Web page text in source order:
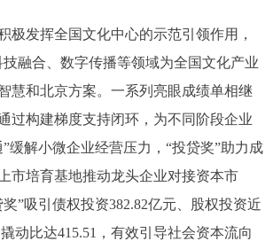
发挥全国文化中心的示范引领作用，
技融合、数字传播等领域为全国文化产业
慧和北京方案。一系列亮眼成绩单相继
过构建梯度支持闭环，为不同阶段企业
缓解小微企业经营压力，“投贷奖”助力成
市培育基地推动龙头企业对接资本市
”吸引债权投资382.82亿元、股权投资近
动比达415.51，有效引导社会资本流向